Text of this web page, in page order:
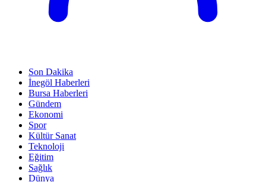
Son Dakika
İnegöl Haberleri
Bursa Haberleri
Gündem
Ekonomi
Spor
Kültür Sanat
Teknoloji
Eğitim
Sağlık
Dünya